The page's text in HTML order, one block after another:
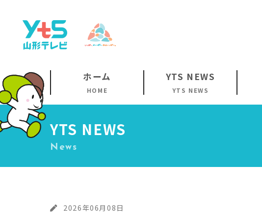
ホーム
HOME
YTS NEWS
YTS NEWS
YTS NEWS
News
2026年06月08日